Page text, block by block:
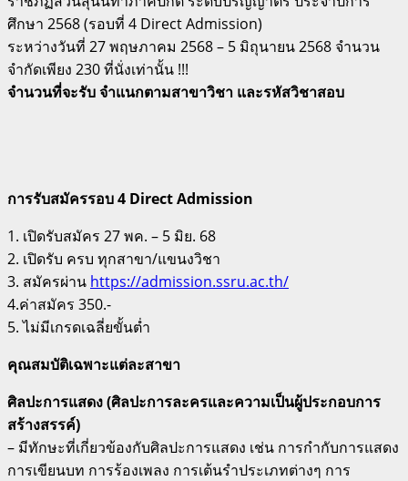
ศึกษา 2568 (รอบที่ 4 Direct Admission)
ระหว่างวันที่ 27 พฤษภาคม 2568 – 5 มิถุนายน 2568 จำนวน
จำกัดเพียง 230 ที่นั่งเท่านั้น !!!
จำนวนที่จะรับ จำแนกตามสาขาวิชา และรหัสวิชาสอบ
การรับสมัครรอบ 4 Direct Admission
1. เปิดรับสมัคร 27 พค. – 5 มิย. 68
2. เปิดรับ ครบ ทุกสาขา/แขนงวิชา
3. สมัครผ่าน https://admission.ssru.ac.th/
4.ค่าสมัคร 350.-
5. ไม่มีเกรดเฉลี่ยขั้นต่ำ
คุณสมบัติเฉพาะแต่ละสาขา
ศิลปะการแสดง (ศิลปะการละครและความเป็นผู้ประกอบการ
สร้างสรรค์)
– มีทักษะที่เกี่ยวข้องกับศิลปะการแสดง เช่น การกำกับการแสดง
การเขียนบท การร้องเพลง การเต้นรำประเภทต่างๆ การ